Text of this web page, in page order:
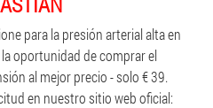
para la presión arterial alta en
oportunidad de comprar el
al mejor precio - solo € 39.
en nuestro sitio web oficial: